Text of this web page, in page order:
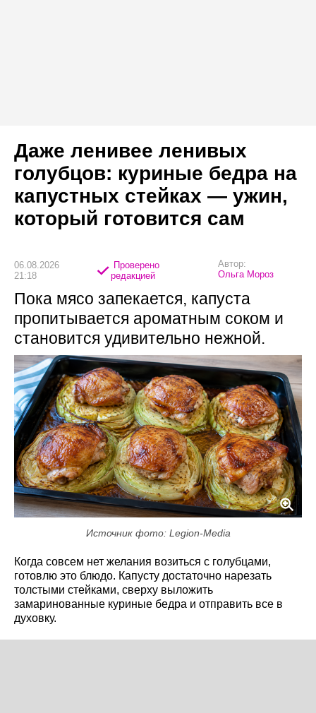
Даже ленивее ленивых
голубцов: куриные бедра на
капустных стейках — ужин,
который готовится сам
06.08.2026
21:18
Проверено
редакцией
Автор:
Ольга Мороз
Пока мясо запекается, капуста
пропитывается ароматным соком и
становится удивительно нежной.
Источник фото: Legion-Media
Когда совсем нет желания возиться с голубцами,
готовлю это блюдо. Капусту достаточно нарезать
толстыми стейками, сверху выложить
замаринованные куриные бедра и отправить все в
духовку.